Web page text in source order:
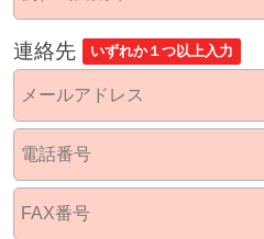
連絡先 いずれか１つ以上入力